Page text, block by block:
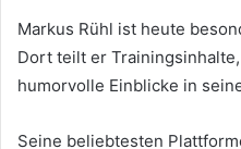
Markus Rühl ist heute
Dort teilt er
humorvolle Einblicke in
Seine beliebtesten